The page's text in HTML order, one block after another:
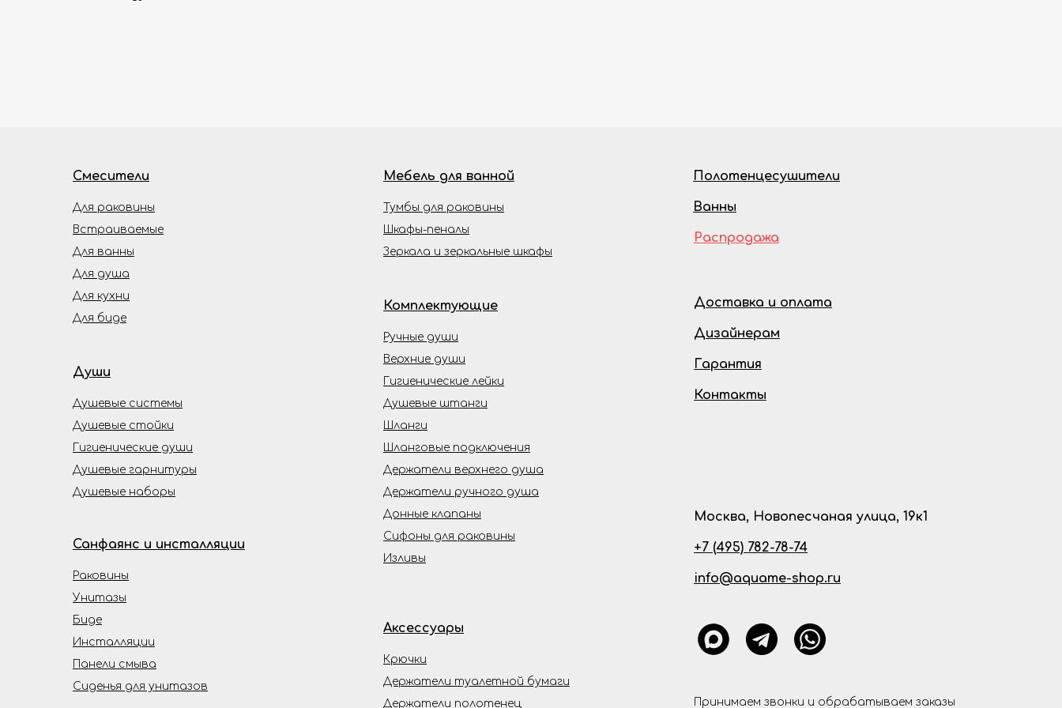
Смесители
Души
Душевые гарнитуры
Душевые наборы
Душевые системы
Гигиенические души
Мебель для ванной
Тумбы для раковины
Шкафы-пеналы
Зеркала и зеркальные шкафы
Держатели полотенец
Держатели туалетной бумаги
Крючки
Аксессуары
Встраиваемые
Для биде
Для кухни
Для ванны
Для душа
Для раковины
Комплектующие
Ручные души
Верхние души
Гигиенические лейки
Шланги
Дизайнерам
Доставка и оплата
Гарантия
Контакты
Душевые стойки
Шланговые подключения
Инсталляции
Панели смыва
Сиденья для унитазов
Биде
Унитазы
Раковины
Санфаянс и инсталляции
Распродажа
Полотенцесушители
Ванны
Держатели верхнего душа
Держатели ручного душа
Донные клапаны
Сифоны для раковины
Изливы
Душевые штанги
Москва, Новопесчаная улица, 19к1
+7 (495) 782-78-74
info@aquame-shop.ru
Принимаем звонки и обрабатываем заказы